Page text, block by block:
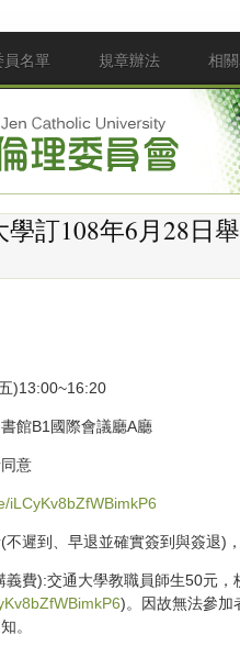
員名單 規章辦法 相
學訂108年6月28日
)13:00~16:20
館B1國際會議廳A廳
意
iLCyKv8bZfWBimkP6
遲到、早退並確實簽到與簽退)
費):交通大學教職員師生50元
)。因故無法參加
。